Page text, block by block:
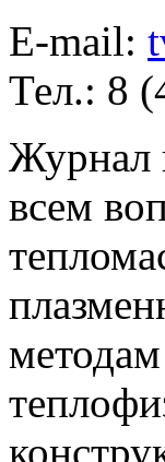
E-mail:
Тел.: 8
Журнал
всем